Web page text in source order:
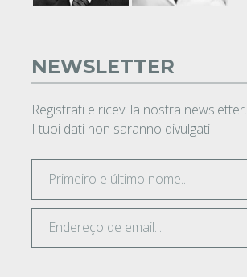
NEWSLETTER
Registrati e ricevi la nostra newsletter.
I tuoi dati non saranno divulgati